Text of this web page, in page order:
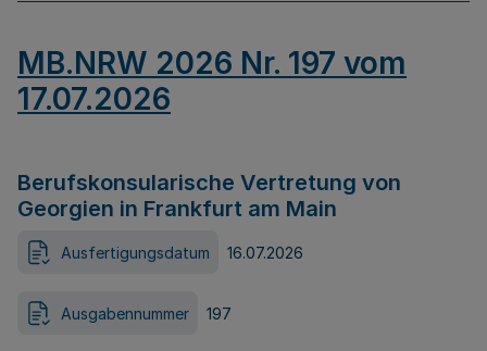
MB.NRW 2026 Nr. 197 vom
17.07.2026
Berufskonsularische Vertretung von
Georgien in Frankfurt am Main
Ausfertigungsdatum 16.07.2026
Ausgabennummer 197